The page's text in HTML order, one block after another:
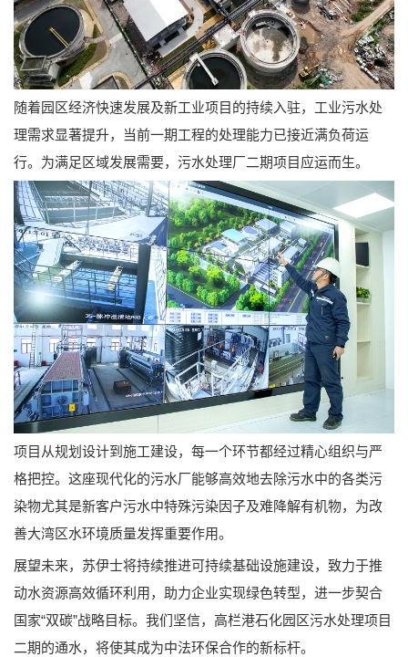
随着园区经济快速发展及新工业项目的持续入驻，工业污水处
理需求显著提升，当前一期工程的处理能力已接近满负荷运
行。为满足区域发展需要，污水处理厂二期项目应运而生。
项目从规划设计到施工建设，每一个环节都经过精心组织与严
格把控。这座现代化的污水厂能够高效地去除污水中的各类污
染物尤其是新客户污水中特殊污染因子及难降解有机物，为改
善大湾区水环境质量发挥重要作用。
展望未来，苏伊士将持续推进可持续基础设施建设，致力于推
动水资源高效循环利用，助力企业实现绿色转型，进一步契合
国家“双碳”战略目标。我们坚信，高栏港石化园区污水处理项目
二期的通水，将使其成为中法环保合作的新标杆。